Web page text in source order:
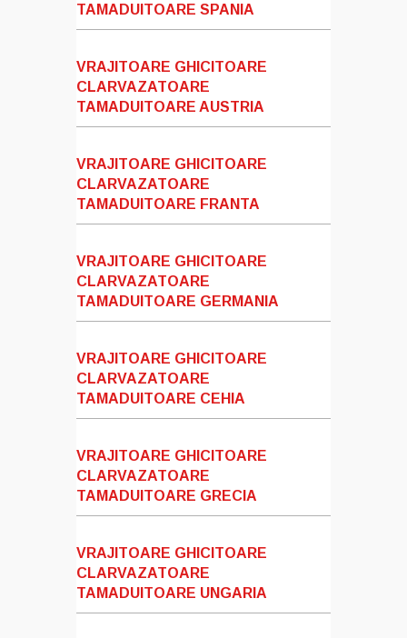
TAMADUITOARE SPANIA
VRAJITOARE GHICITOARE
CLARVAZATOARE
TAMADUITOARE AUSTRIA
VRAJITOARE GHICITOARE
CLARVAZATOARE
TAMADUITOARE FRANTA
VRAJITOARE GHICITOARE
CLARVAZATOARE
TAMADUITOARE GERMANIA
VRAJITOARE GHICITOARE
CLARVAZATOARE
TAMADUITOARE CEHIA
VRAJITOARE GHICITOARE
CLARVAZATOARE
TAMADUITOARE GRECIA
VRAJITOARE GHICITOARE
CLARVAZATOARE
TAMADUITOARE UNGARIA